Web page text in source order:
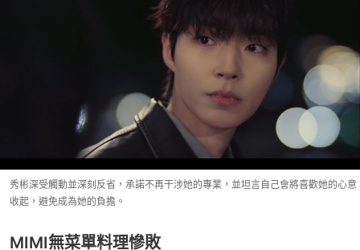
秀彬深受觸動並深刻反省，承諾不再干涉她的專業，並坦言自己會將喜歡她的心意
收起，避免成為她的負擔。
MIMI無菜單料理慘敗